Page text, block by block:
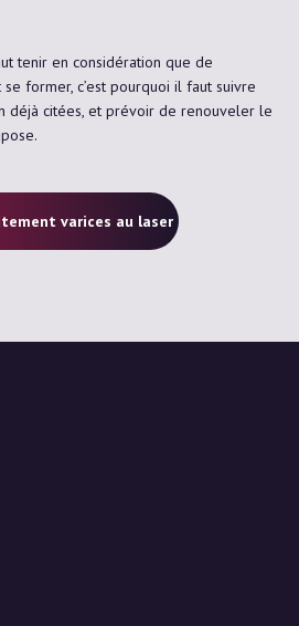
tenir en considération que de
former, c’est pourquoi il faut suivre
déjà citées, et prévoir de renouveler le
varices au laser